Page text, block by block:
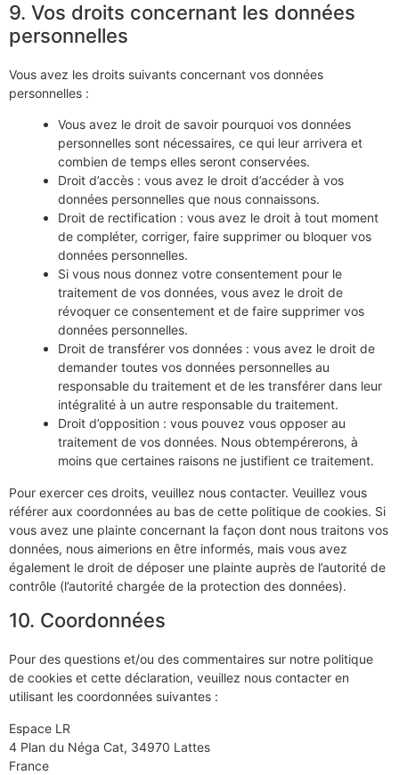
9. Vos droits concernant les données
personnelles
Vous avez les droits suivants concernant vos données
personnelles :
Vous avez le droit de savoir pourquoi vos données
personnelles sont nécessaires, ce qui leur arrivera et
combien de temps elles seront conservées.
Droit d’accès : vous avez le droit d’accéder à vos
données personnelles que nous connaissons.
Droit de rectification : vous avez le droit à tout moment
de compléter, corriger, faire supprimer ou bloquer vos
données personnelles.
Si vous nous donnez votre consentement pour le
traitement de vos données, vous avez le droit de
révoquer ce consentement et de faire supprimer vos
données personnelles.
Droit de transférer vos données : vous avez le droit de
demander toutes vos données personnelles au
responsable du traitement et de les transférer dans leur
intégralité à un autre responsable du traitement.
Droit d’opposition : vous pouvez vous opposer au
traitement de vos données. Nous obtempérerons, à
moins que certaines raisons ne justifient ce traitement.
Pour exercer ces droits, veuillez nous contacter. Veuillez vous
référer aux coordonnées au bas de cette politique de cookies. Si
vous avez une plainte concernant la façon dont nous traitons vos
données, nous aimerions en être informés, mais vous avez
également le droit de déposer une plainte auprès de l’autorité de
contrôle (l’autorité chargée de la protection des données).
10. Coordonnées
Pour des questions et/ou des commentaires sur notre politique
de cookies et cette déclaration, veuillez nous contacter en
utilisant les coordonnées suivantes :
Espace LR
4 Plan du Néga Cat, 34970 Lattes
France